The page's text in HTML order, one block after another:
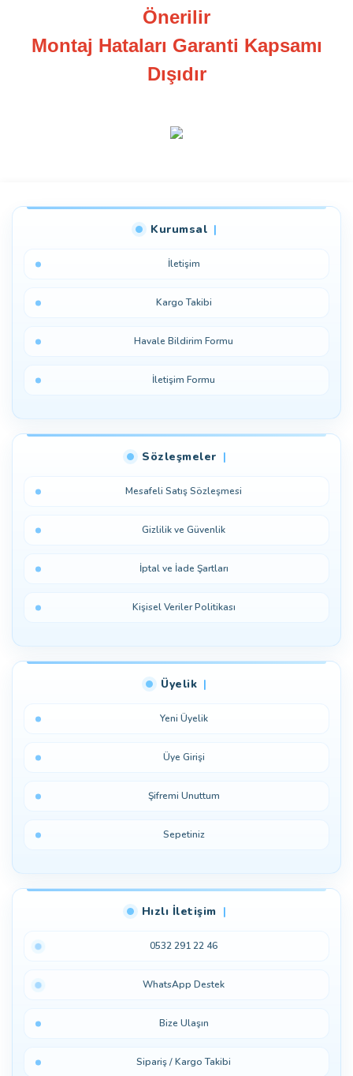
Önerilir
Montaj Hataları Garanti Kapsamı
Dışıdır
Kurumsal
İletişim
Kargo Takibi
Havale Bildirim Formu
İletişim Formu
Sözleşmeler
Mesafeli Satış Sözleşmesi
Gizlilik ve Güvenlik
İptal ve İade Şartları
Kişisel Veriler Politikası
Üyelik
Yeni Üyelik
Üye Girişi
Şifremi Unuttum
Sepetiniz
Hızlı İletişim
0532 291 22 46
WhatsApp Destek
Bize Ulaşın
Sipariş / Kargo Takibi